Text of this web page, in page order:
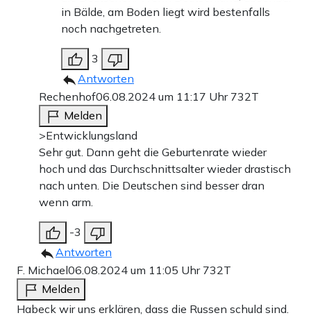
in Bälde, am Boden liegt wird bestenfalls
noch nachgetreten.
3
Antworten
Rechenhof06.08.2024 um 11:17 Uhr 732T
Melden
>Entwicklungsland
Sehr gut. Dann geht die Geburtenrate wieder
hoch und das Durchschnittsalter wieder drastisch
nach unten. Die Deutschen sind besser dran
wenn arm.
-3
Antworten
F. Michael06.08.2024 um 11:05 Uhr 732T
Melden
Habeck wir uns erklären, dass die Russen schuld sind.